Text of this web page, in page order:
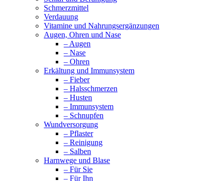
Schmerzmittel
Verdauung
Vitamine und Nahrungsergänzungen
Augen, Ohren und Nase
– Augen
– Nase
– Ohren
Erkältung und Immunsystem
– Fieber
– Halsschmerzen
– Husten
– Immunsystem
– Schnupfen
Wundversorgung
– Pflaster
– Reinigung
– Salben
Harnwege und Blase
– Für Sie
– Für Ihn